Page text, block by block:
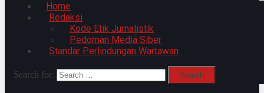
Home
Redaksi
Kode Etik Jurnalistik
Pedoman Media Siber
Standar Perlindungan Wartawan
Search for: